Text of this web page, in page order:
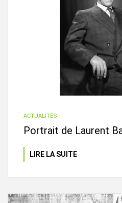
ACTUALITÉS
Portrait de Laurent
LIRE LA SUITE